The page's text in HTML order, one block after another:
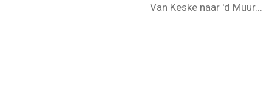
Van Keske naar 'd Muur...